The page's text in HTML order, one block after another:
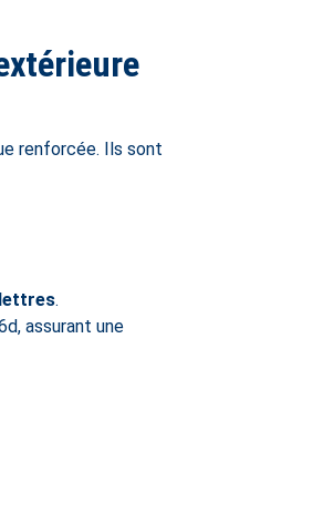
renforcée. Ils sont
.
assurant une